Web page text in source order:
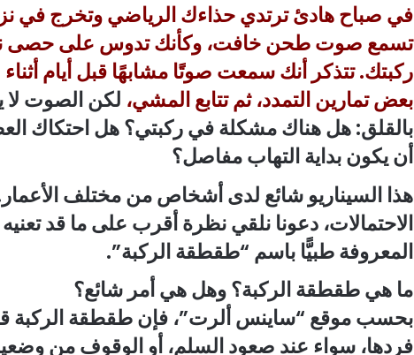
في صباح هادئ ترتدي حذاءك الرياضي وتخرج في
تسمع صوت طحن خافت، وكأنك تدوس على حصى
ركبتك. تتذكر أنك سمعت صوتًا مشابهًا قبل أيام
بعض تمارين التمدد، ثم تتابع المشي، لكن الصوت لا
بالقلق: هل هناك مشكلة في ركبتي؟ هل احتكاك
أن يكون بداية التهاب مفاصل؟
هذا السيناريو شائع لدى أشخاص من مختلف
الاحتمالات، دعونا نلقي نظرة أقرب على ما قد
المعروفة طبيًّا باسم “طقطقة الركبة”.
ما هي طقطقة الركبة؟ وهل هي أمر شائع؟
بحسب موقع “ساينس ألرت”، فإن طقطقة الركبة قد
فردها، سواء عند صعود السلم، أو الوقوف من